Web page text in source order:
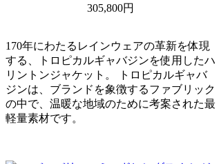
305,800円
170年にわたるレインウェアの革新を体現
する、トロピカルギャバジンを使用したハ
リントンジャケット。 トロピカルギャバ
ジンは、ブランドを象徴するファブリック
の中で、温暖な地域のために考案された最
軽量素材です。